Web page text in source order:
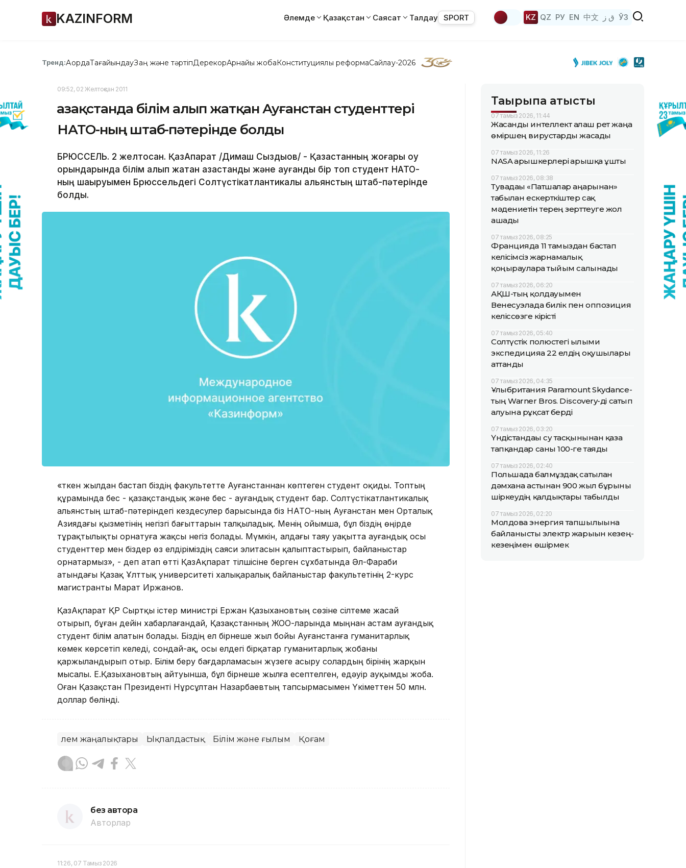
KAZINFORM Әлемде Қазақстан Саясат Талдау SPORT KZ QZ РУ EN 中文 ق ز ЎЗ
Тренд:АқордаТағайындауЗаң және тәртіпДерекқорАрнайы жобаКонституциялық реформаСайлау-2026
09:52, 02 Желтоқсан 2011
Қазақстанда білім алып жатқан Ауғанстан студенттері
НАТО-ның штаб-пәтерінде болды
БРЮССЕЛЬ. 2 желтоқсан. ҚазАқпарат /Димаш Сыздықов/ - Қазақстанның жоғары оқу
орындарында білім алып жатқан қазақстандық және ауғандық бір топ студент НАТО-
ның шақыруымен Брюссельдегі Солтүстікатлантикалық альянстың штаб-пәтерінде
болды.
«Өткен жылдан бастап біздің факультетте Ауғанстаннан көптеген студент оқиды. Топтың
құрамында бес - қазақстандық және бес - ауғандық студент бар. Солтүстікатлантикалық
альянстың штаб-пәтеріндегі кездесулер барысында біз НАТО-ның Ауғанстан мен Орталық
Азиядағы қызметінің негізгі бағыттарын талқыладық. Менің ойымша, бұл біздің өңірде
тұрақтылықты орнатуға жақсы негіз болады. Мүмкін, алдағы таяу уақытта ауғандық осы
студенттер мен біздер өз елдіріміздің саяси элитасын қалыптастырып, байланыстар
орнатармыз», - деп атап өтті ҚазАқпарат тілшісіне берген сұхбатында Әл-Фараби
атындағы Қазақ Ұлттық университеті халықаралық байланыстар факультетінің 2-курс
магистранты Марат Иржанов.
ҚазАқпарат ҚР Сыртқы істер министрі Ержан Қазыхановтың сөзіне сілтеме жасай
отырып, бұған дейін хабарлағандай, Қазақстанның ЖОО-ларында мыңнан астам ауғандық
студент білім алатын болады. Біздің ел бірнеше жыл бойы Ауғанстанға гуманитарлық
көмек көрсетіп келеді, сондай-ақ, осы елдегі бірқатар гуманитарлық жобаны
қаржыландырып отыр. Білім беру бағдарламасын жүзеге асыру солардың бірінің жарқын
мысалы. Е.Қазыхановтың айтуынша, бұл бірнеше жылға есептелген, едәуір ауқымды жоба.
Оған Қазақстан Президенті Нұрсұлтан Назарбаевтың тапсырмасымен Үкіметтен 50 млн.
доллар бөлінді.
Әлем жаңалықтары Ықпалдастық Білім және ғылым Қоғам
без автора
Авторлар
11:26, 07 Тамыз 2026
Тақырыпқа қатысты
07 тамыз 2026, 11:44
Жасанды интеллект алғаш рет жаңа
өміршең вирустарды жасады
07 тамыз 2026, 11:26
NASA ғарышкерлері ғарышқа ұшты
07 тамыз 2026, 08:38
Тувадағы «Патшалар аңғарынан»
табылған ескерткіштер сақ
мәдениетін терең зерттеуге жол
ашады
07 тамыз 2026, 08:25
Францияда 11 тамыздан бастап
келісімсіз жарнамалық
қоңырауларға тыйым салынады
07 тамыз 2026, 06:20
АҚШ-тың қолдауымен
Венесуэлада билік пен оппозиция
келіссөзге кірісті
07 тамыз 2026, 05:40
Солтүстік полюстегі ғылыми
экспедицияға 22 елдің оқушылары
аттанды
07 тамыз 2026, 04:35
Ұлыбритания Paramount Skydance-
тың Warner Bros. Discovery-ді сатып
алуына рұқсат берді
07 тамыз 2026, 03:20
Үндістандағы су тасқынынан қаза
тапқандар саны 100-ге таяды
07 тамыз 2026, 02:40
Польшада балмұздақ сатылған
дәмхана астынан 900 жыл бұрынғы
шіркеудің қалдықтары табылды
07 тамыз 2026, 02:20
Молдова энергия тапшылығына
байланысты электр жарығын кезең-
кезеңімен өшірмек